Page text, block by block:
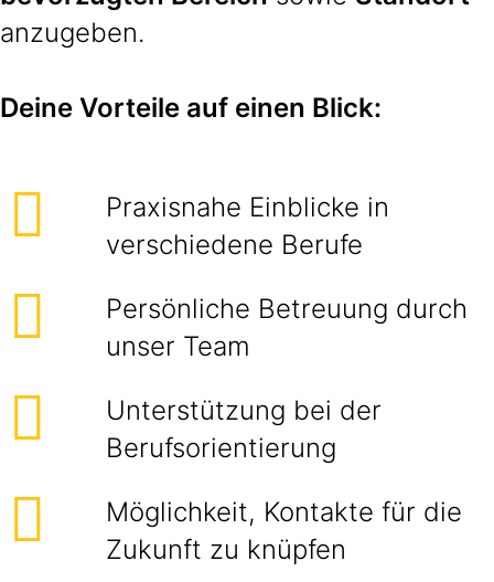
anzugeben.
Deine Vorteile auf einen Blick:
Praxisnahe Einblicke in
verschiedene Berufe
Persönliche Betreuung durch
unser Team
Unterstützung bei der
Berufsorientierung
Möglichkeit, Kontakte für die
Zukunft zu knüpfen